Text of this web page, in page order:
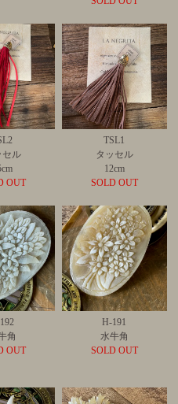
セル
OUT
TSL1
タッセル
12cm
SOLD OUT
角
OUT
H-191
水牛角
SOLD OUT